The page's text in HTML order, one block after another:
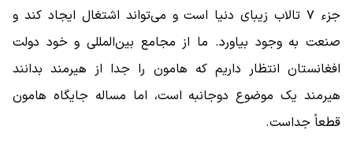
جزء ۷ تالاب زیبای دنیا است و می‌تواند اشتغال ایجاد کند و
صنعت به وجود بیاورد. ما از مجامع بین‌المللی و خود دولت
افغانستان انتظار داریم که هامون را جدا از هیرمند بدانند
هیرمند یک موضوع دوجانبه است، اما مساله جایگاه هامون
قطعاً جداست.